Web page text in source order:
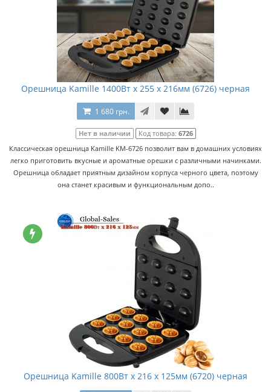
Орешница Kamille 1400Вт x 255 x 216мм (6726) черная
1 680 грн.
Нет в наличии Код товара: 6726
Классическая орешница Kamille KM-6726 позволит вам в домашних условиях
легко приготовить вкусные и ароматные орешки с различными начинками.
Орешница обладает приятным дизайном корпуса черного цвета, поэтому
она станет красивым и функциональным допо..
Орешница Kamille 800Вт x 216 x 125мм (6720) черная